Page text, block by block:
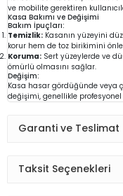
ve mobilite gerektiren
Kasa Bakımı ve Değişimi
Bakım İpuçları:
Temizlik: Kasanın yüzeyini
korur hem de toz birikimini
Koruma: Sert yüzeylerde ve
ömürlü olmasını sağlar.
Değişim:
Kasa hasar gördüğünde veya
değişimi, genellikle
Garanti ve Teslimat
Taksit Seçenekleri